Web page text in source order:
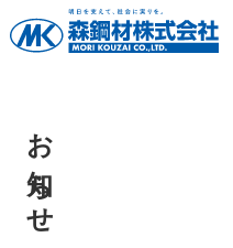
お知らせ